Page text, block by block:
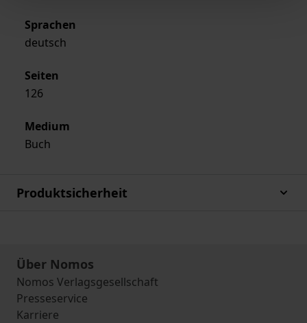
Sprachen
deutsch
Seiten
126
Medium
Buch
Produktsicherheit
Über Nomos
Nomos Verlagsgesellschaft
Presseservice
Karriere